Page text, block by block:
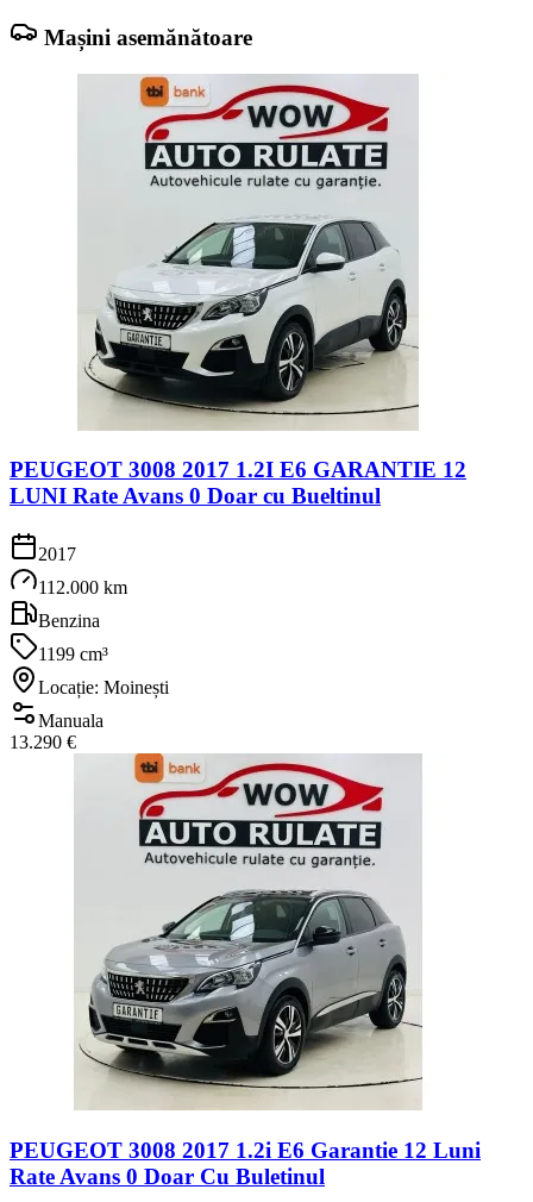
Mașini asemănătoare
PEUGEOT 3008 2017 1.2I E6 GARANTIE 12
LUNI Rate Avans 0 Doar cu Bueltinul
2017
112.000 km
Benzina
1199 cm³
Locație: Moinești
Manuala
13.290 €
PEUGEOT 3008 2017 1.2i E6 Garantie 12 Luni
Rate Avans 0 Doar Cu Buletinul